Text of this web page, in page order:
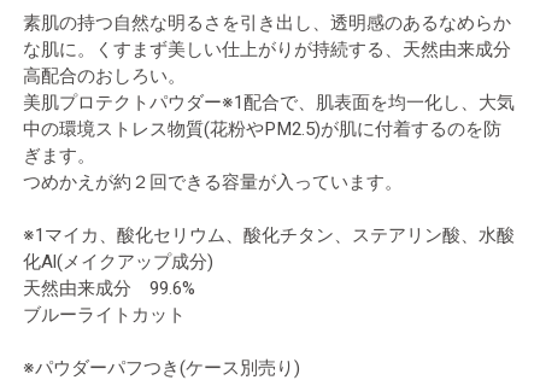
素肌の持つ自然な明るさを引き出し、透明感のあるなめらか
な肌に。くすまず美しい仕上がりが持続する、天然由来成分
高配合のおしろい。
美肌プロテクトパウダー※1配合で、肌表面を均一化し、大気
中の環境ストレス物質(花粉やPM2.5)が肌に付着するのを防
ぎます。
つめかえが約２回できる容量が入っています。
※1マイカ、酸化セリウム、酸化チタン、ステアリン酸、水酸
化Al(メイクアップ成分)
天然由来成分 99.6%
ブルーライトカット
※パウダーパフつき(ケース別売り)